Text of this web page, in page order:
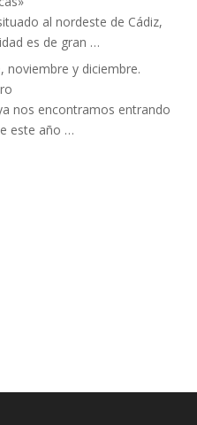
al nordeste de Cádiz,
es de gran …
noviembre y diciembre.
nos encontramos entrando
este año …